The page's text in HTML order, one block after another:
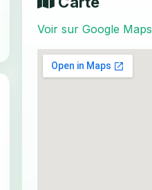
Voir sur Google Maps